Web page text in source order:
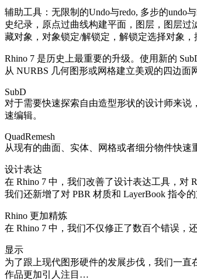
辅助工具：无限制的Undo与redo, 多步的
史纪录，原点过曲线构建平面，图层，图层
藏对象，对象锁定/解锁定，解锁定选择对象
Rhino 7 是历史上最重要的升级。使用新的
从 NURBS 几何图形或网格建立美观的四边
SubD
对于需要快速探索自由造型形状的设计师来
速编辑。
QuadRemesh
从现有的曲面、实体、网格或者细分物件快速
设计表达
在 Rhino 7 中，我们改善了设计表达工具，对
我们还新增了对 PBR 材质和 LayerBook 指令
Rhino 更加精炼
在 Rhino 7 中，我们不仅修正了数百个错误
显示
为了跟上现代图形硬件的发展步伐，我们一直
作品更加引人注目…